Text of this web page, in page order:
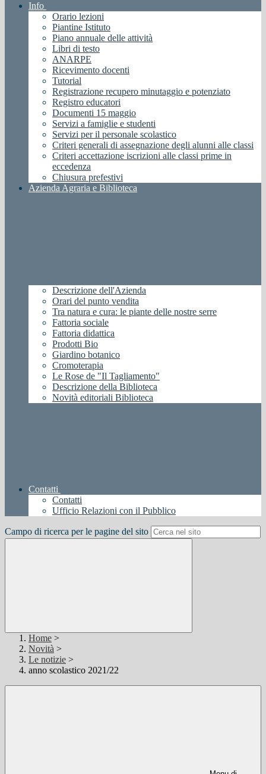
Info
Orario lezioni
Piantine Istituto
Piano annuale delle attività
Libri di testo
ANARPE
Ricevimento docenti
Tutorial
Registrazione recupero minutaggio e potenziato
Registro educatori
Documenti 15 maggio
Servizi a famiglie e studenti
Servizi per il personale scolastico
Criteri generali di assegnazione degli alunni alle classi
Criteri accettazione iscrizioni alle classi prime in
eccedenza
Chiusura prefestivi
Azienda Agraria e Biblioteca
Descrizione dell'Azienda
Orari del punto vendita
Tra natura e cura: le piante delle nostre serre
Fattoria sociale
Fattoria didattica
Prodotti Bio
Giardino botanico
Cromoterapia
Le Rose de "Il Tagliamento"
Descrizione della Biblioteca
Novità editoriali Biblioteca
Contatti
Contatti
Ufficio Relazioni con il Pubblico
Campo di ricerca per le pagine del sito
Home >
Novità >
Le notizie >
anno scolastico 2021/22